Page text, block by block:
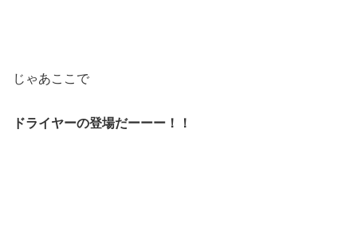
じゃあここで
ドライヤーの登場だーーー！！